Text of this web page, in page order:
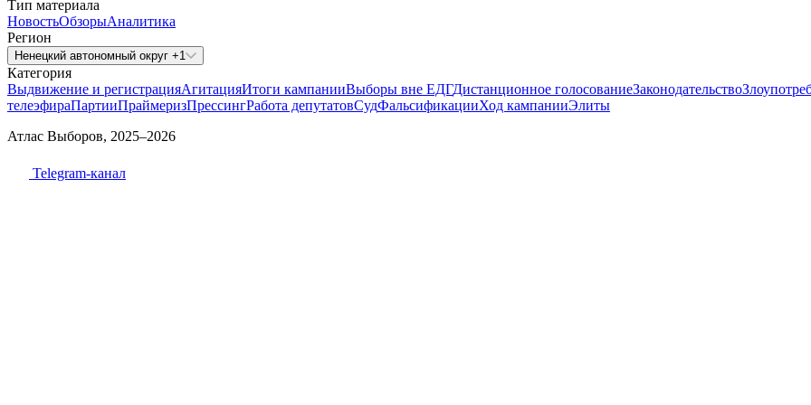
Тип материала
НовостьОбзорыАналитика
Регион
Ненецкий автономный округ +1
Категория
Выдвижение и регистрацияАгитацияИтоги кампанииВыборы вне ЕДГДистанционное голосованиеЗаконодательство
телеэфираПартииПраймеризПрессингРабота депутатовСудФальсификацииХод кампанииЭлиты
Атлас Выборов, 2025–2026
Telegram-канал